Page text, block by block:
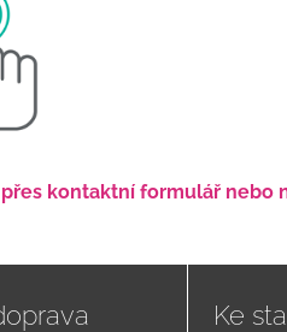
kontaktní formulář nebo
Ke